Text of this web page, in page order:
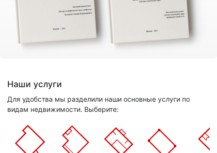
Наши услуги
Для удобства мы разделили наши основные услуги по
видам недвижимости. Выберите: